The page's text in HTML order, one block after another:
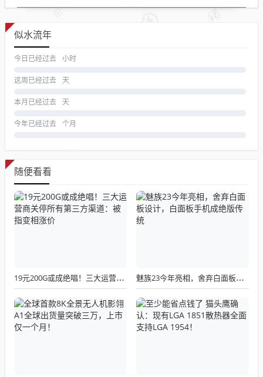
似水流年
今日已经过去 小时
这周已经过去 天
本月已经过去 天
今年已经过去 个月
随便看看
19元200G或成绝唱！三大运营商关停所有第三方渠道：被指变相涨价 魅族23今年亮相，舍弃白面板设计，白面板手机成绝版传统